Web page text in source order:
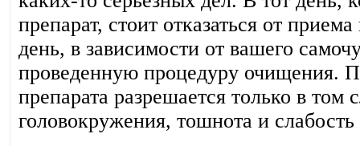
препарат, стоит отказаться от
день, в зависимости от вашего
проведенную процедуру очищения.
препарата разрешается только в том
головокружения, тошнота и слабость